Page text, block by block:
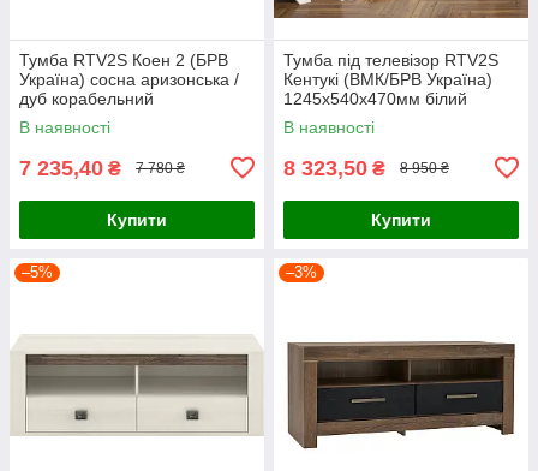
Тумба RTV2S Коен 2 (БРВ
Україна) сосна аризонська /
дуб корабельний
В наявності
7 235,40 ₴ 7 780 ₴
Купити
Тумба під телевізор RTV2S
Кентукі (ВМК/БРВ Україна)
1245х540х470мм білий
альпійський
В наявності
8 323,50 ₴ 8 950 ₴
Купити
–5% –3%